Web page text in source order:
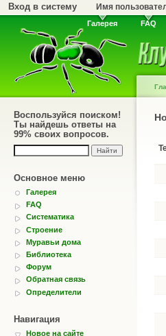
Вход в систему Имя
Галерея FAQ
Воспользуйся поиском!
Ты найдешь ответы на
99% своих вопросов.
Основное меню
Галерея
FAQ
Систематика
Строение
Муравьи дома
Библиотека
Форум
Обратная связь
Определители
Навигация
Новое на сайте